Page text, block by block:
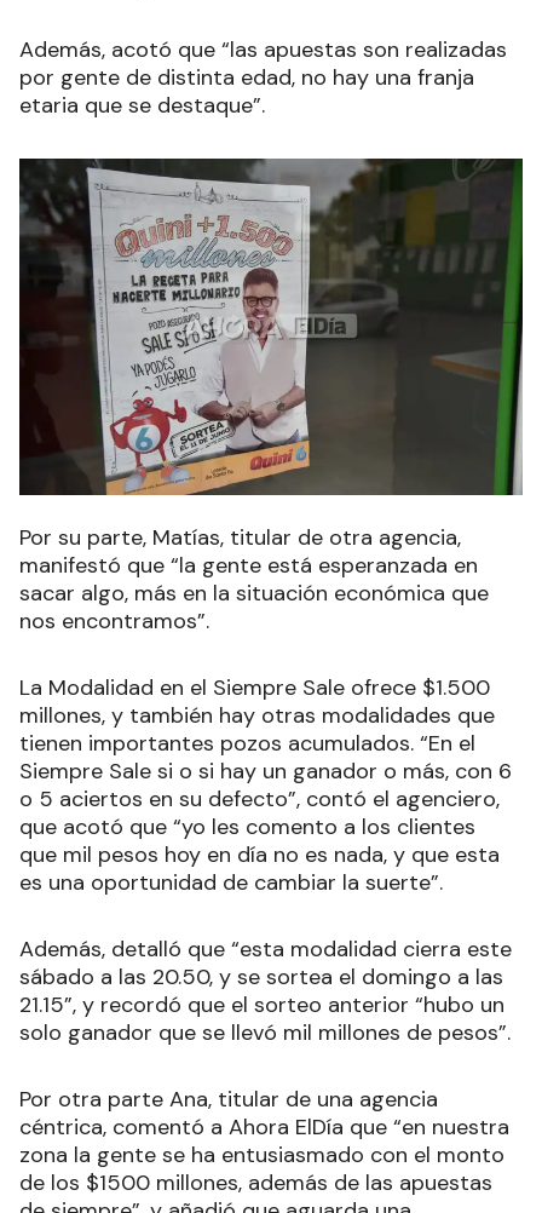
Además, acotó que “las apuestas son realizadas
por gente de distinta edad, no hay una franja
etaria que se destaque”.
Por su parte, Matías, titular de otra agencia,
manifestó que “la gente está esperanzada en
sacar algo, más en la situación económica que
nos encontramos”.
La Modalidad en el Siempre Sale ofrece $1.500
millones, y también hay otras modalidades que
tienen importantes pozos acumulados. “En el
Siempre Sale si o si hay un ganador o más, con 6
o 5 aciertos en su defecto”, contó el agenciero,
que acotó que “yo les comento a los clientes
que mil pesos hoy en día no es nada, y que esta
es una oportunidad de cambiar la suerte”.
Además, detalló que “esta modalidad cierra este
sábado a las 20.50, y se sortea el domingo a las
21.15”, y recordó que el sorteo anterior “hubo un
solo ganador que se llevó mil millones de pesos”.
Por otra parte Ana, titular de una agencia
céntrica, comentó a Ahora ElDía que “en nuestra
zona la gente se ha entusiasmado con el monto
de los $1500 millones, además de las apuestas